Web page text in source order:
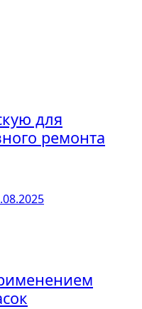
для
ремонта